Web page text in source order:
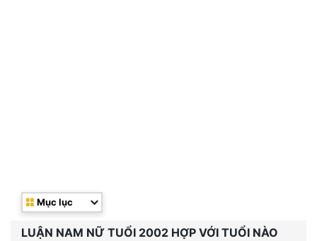
Mục lục
LUẬN NAM NỮ TUỔI 2002 HỢP VỚI TUỔI NÀO